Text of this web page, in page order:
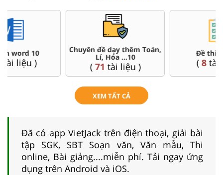
Đề thi HSG 10 Trắc nghiệm đúng sai 10
XEM TẤT CẢ
Đã có app VietJack trên điện thoại, giải bài
tập SGK, SBT Soạn văn, Văn mẫu, Thi
online, Bài giảng....miễn phí. Tải ngay ứng
dụng trên Android và iOS.